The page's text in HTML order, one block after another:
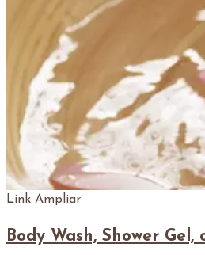
Link Ampliar
Body Wash, Shower Gel,